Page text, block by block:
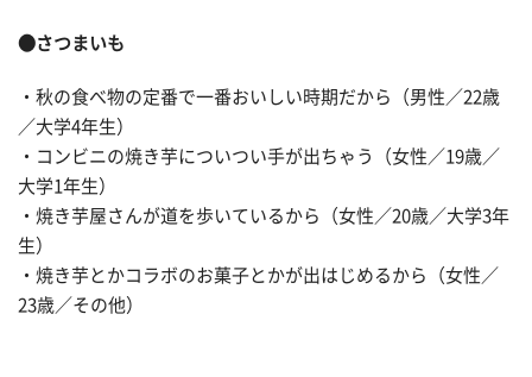
●さつまいも
・秋の食べ物の定番で一番おいしい時期だから（男性／22歳
／大学4年生）
・コンビニの焼き芋についつい手が出ちゃう（女性／19歳／
大学1年生）
・焼き芋屋さんが道を歩いているから（女性／20歳／大学3年
生）
・焼き芋とかコラボのお菓子とかが出はじめるから（女性／
23歳／その他）